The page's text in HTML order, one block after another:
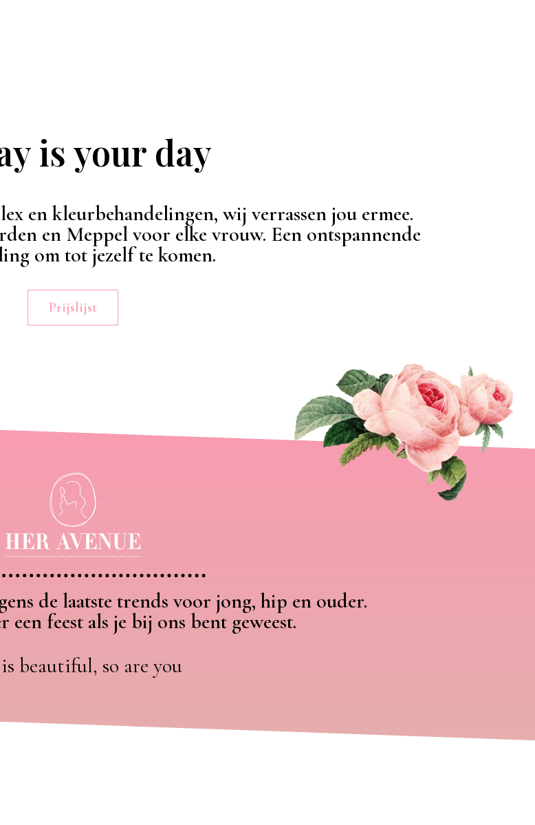
is your day
en kleurbehandelingen, wij verrassen jou ermee.
en Meppel voor elke vrouw. Een ontspannende
om tot jezelf te komen.
Prijslijst
de laatste trends voor jong, hip en ouder.
een feest als je bij ons bent geweest.
beautiful, so are you